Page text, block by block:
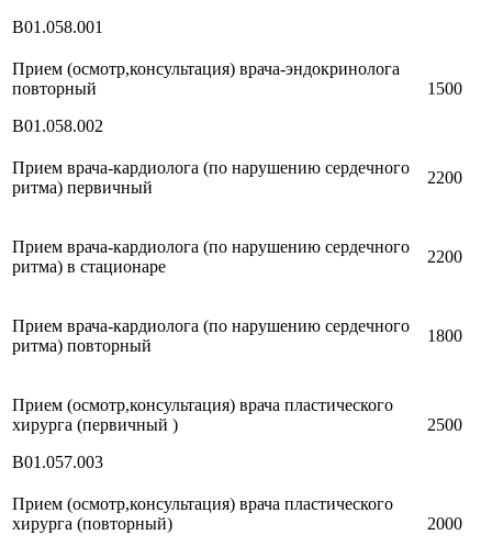
В01.058.001
Прием (осмотр,консультация) врача-эндокринолога
повторный
В01.058.002
1500
Прием врача-кардиолога (по нарушению сердечного
ритма) первичный
2200
Прием врача-кардиолога (по нарушению сердечного
ритма) в стационаре
2200
Прием врача-кардиолога (по нарушению сердечного
ритма) повторный
1800
Прием (осмотр,консультация) врача пластического
хирурга (первичный )
В01.057.003
2500
Прием (осмотр,консультация) врача пластического
хирурга (повторный)
2000